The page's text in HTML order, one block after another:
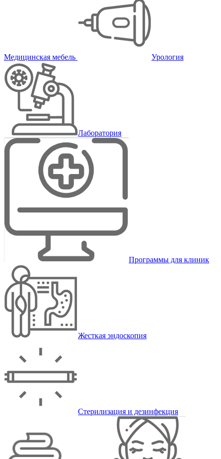
Медицинская мебель Урология
Лаборатория
Программы для клиник
Жесткая эндоскопия
Стерилизация и дезинфекция